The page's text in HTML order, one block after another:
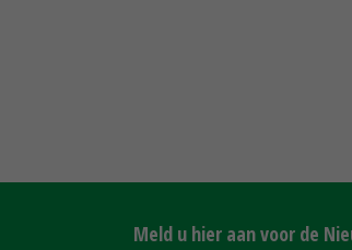
Meld u hier aan voor de